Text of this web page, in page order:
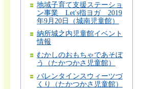
地域子育て支援ステーショ
ン事業 Let's指ヨガ 2019
年9月20日（城南児童館）
納所城之内児童館イベント
情報
むかしのおもちゃであそぼ
う（たかつかさ児童館）
バレンタインスウィーツづ
くり（たかつかさ児童館）